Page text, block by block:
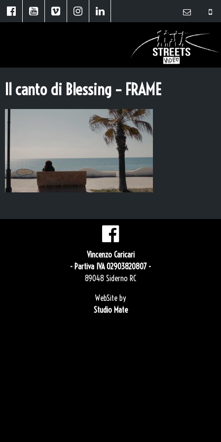
Il canto di Blessing – FRAME
Vincenzo Caricari
- Partiva IVA 02903820807 -
89048 Siderno RC
WebSite by
Studio Mate